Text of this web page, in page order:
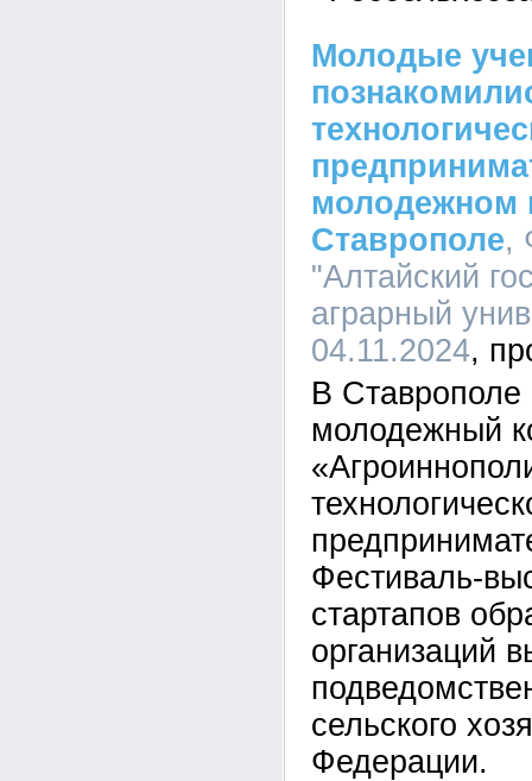
Молодые
молодежном
Ставрополе,
"Алтайский
аграрный
04.11.2024
В Ставрополе
молодежный
Фестиваль-
стартапов
организаций
сельского
Федерации.